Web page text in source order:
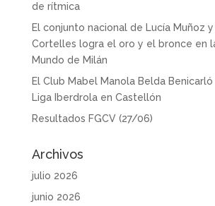
de rítmica
El conjunto nacional de Lucía Muñoz y
Cortelles logra el oro y el bronce en
Mundo de Milán
El Club Mabel Manola Belda
Liga Iberdrola en Castellón
Resultados FGCV (27/06)
Archivos
julio 2026
junio 2026